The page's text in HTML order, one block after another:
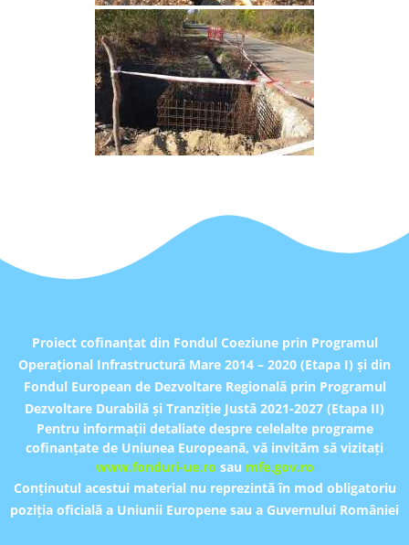
Proiect cofinanţat din Fondul Coeziune prin Programul
Operațional Infrastructură Mare 2014 – 2020 (Etapa I) și din
Fondul European de Dezvoltare Regională prin Programul
Dezvoltare Durabilă și Tranziție Justă 2021-2027 (Etapa II)
Pentru informaţii detaliate despre celelalte programe
cofinanțate de Uniunea Europeană, vă invităm să vizitaţi
www.fonduri-ue.ro sau mfe.gov.ro
Conţinutul acestui material nu reprezintă în mod obligatoriu
poziţia oficială a Uniunii Europene sau a Guvernului României